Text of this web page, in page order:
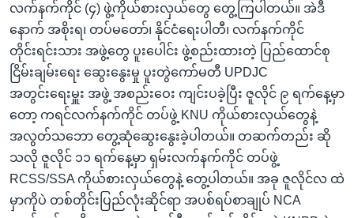
ကျော်
ရန်
လက်နက်ကိုင် (၄) ဖွဲ့ကိုယ်စားလှယ်တွေ တွေ့ကြပါတယ်။ အဲဒီ
နောက် အစိုးရ၊ တပ်မတော်၊ နိုင်ငံရေးပါတီ၊ လက်နက်ကိုင်
တိုင်းရင်းသား အဖွဲ့တွေ ပူးပေါင်း ဖွဲ့စည်းထားတဲ့ ပြည်ထောင်စု
ငြိမ်းချမ်းရေး ဆွေးနွေးမှု ပူးတွဲကော်မတီ UPDJC
အတွင်းရေးမှူး အဖွဲ့ အစည်းဝေး ကျင်းပခဲ့ပြီး ဇူလိုင် ၉ ရက်နေ့မှာ
တော့ ကရင်လက်နက်ကိုင် တပ်ဖွဲ့ KNU ကိုယ်စားလှယ်တွေနဲ့
အလွတ်သဘော တွေ့ဆုံဆွေးနွေးခဲ့ပါတယ်။ တဆက်တည်း ဆို
သလို ဇူလိုင် ၁၁ ရက်နေ့မှာ ရှမ်းလက်နက်ကိုင် တပ်ဖွဲ့
RCSS/SSA ကိုယ်စားလှယ်တွေနဲ့ တွေ့ပါတယ်။ အခု ဇူလိုင်လ ထဲ
မှာကိုပဲ တစ်တိုင်းပြည်လုံးဆိုင်ရာ အပစ်ရပ်စာချုပ် NCA